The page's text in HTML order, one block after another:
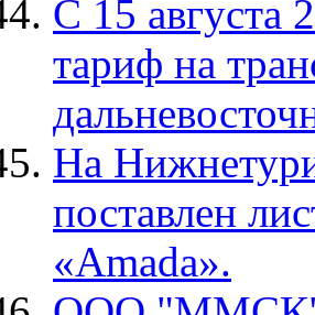
С 15
тариф на
На
поставлен
«Аmada».